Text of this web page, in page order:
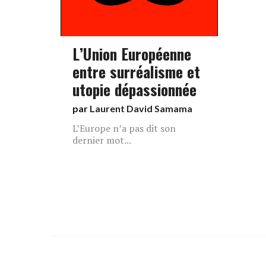
L’Union Européenne
entre surréalisme et
utopie dépassionnée
par Laurent David Samama
L’Europe n’a pas dit son
dernier mot...